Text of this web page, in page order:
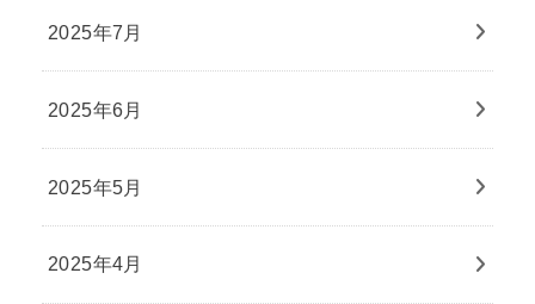
2025年7月
2025年6月
2025年5月
2025年4月